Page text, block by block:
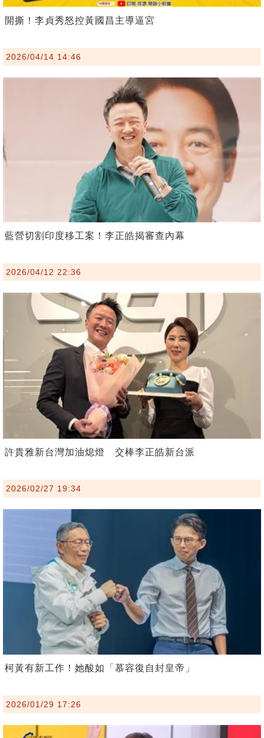
開撕！李貞秀怒控黃國昌主導逼宮
2026/04/14 14:46
藍營切割印度移工案！李正皓揭審查內幕
2026/04/12 22:36
許貴雅新台灣加油熄燈 交棒李正皓新台派
2026/02/27 19:34
柯黃有新工作！她酸如「慕容復自封皇帝」
2026/01/29 17:26